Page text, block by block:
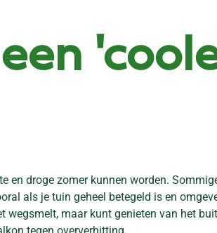
en droge zomer kunnen worden.
als je tuin geheel betegeld is en
maar kunt genieten van het